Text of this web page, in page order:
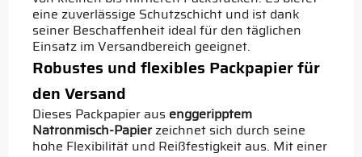
eine zuverlässige Schutzschicht und ist dank
seiner Beschaffenheit ideal für den täglichen
Einsatz im Versandbereich geeignet.
Robustes und flexibles Packpapier für
den Versand
Dieses Packpapier aus enggeripptem
Natronmisch-Papierzeichnet sich durch seine
hohe Flexibilität und Reißfestigkeit aus. Mit einer